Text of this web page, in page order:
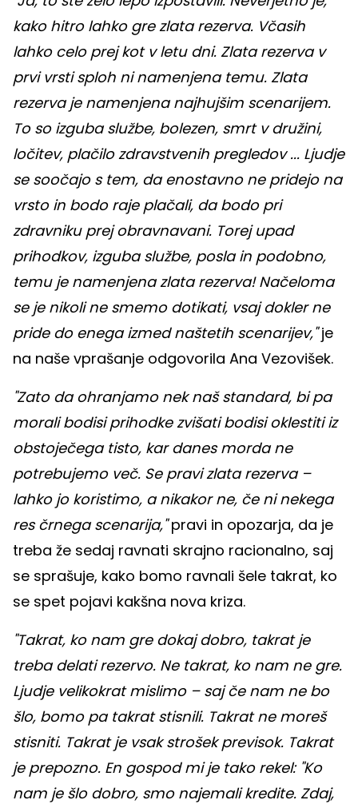
kako hitro lahko gre zlata rezerva. Včasih
lahko celo prej kot v letu dni. Zlata rezerva v
prvi vrsti sploh ni namenjena temu. Zlata
rezerva je namenjena najhujšim scenarijem.
To so izguba službe, bolezen, smrt v družini,
ločitev, plačilo zdravstvenih pregledov ... Ljudje
se soočajo s tem, da enostavno ne pridejo na
vrsto in bodo raje plačali, da bodo pri
zdravniku prej obravnavani. Torej upad
prihodkov, izguba službe, posla in podobno,
temu je namenjena zlata rezerva! Načeloma
se je nikoli ne smemo dotikati, vsaj dokler ne
pride do enega izmed naštetih scenarijev,"je
na naše vprašanje odgovorila Ana Vezovišek.
"Zato da ohranjamo nek naš standard, bi pa
morali bodisi prihodke zvišati bodisi oklestiti iz
obstoječega tisto, kar danes morda ne
potrebujemo več. Se pravi zlata rezerva –
lahko jo koristimo, a nikakor ne, če ni nekega
res črnega scenarija,"pravi in opozarja, da je
treba že sedaj ravnati skrajno racionalno, saj
se sprašuje, kako bomo ravnali šele takrat, ko
se spet pojavi kakšna nova kriza.
"Takrat, ko nam gre dokaj dobro, takrat je
treba delati rezervo. Ne takrat, ko nam ne gre.
Ljudje velikokrat mislimo – saj če nam ne bo
šlo, bomo pa takrat stisnili. Takrat ne moreš
stisniti. Takrat je vsak strošek previsok. Takrat
je prepozno. En gospod mi je tako rekel: "Ko
nam je šlo dobro, smo najemali kredite. Zdaj,